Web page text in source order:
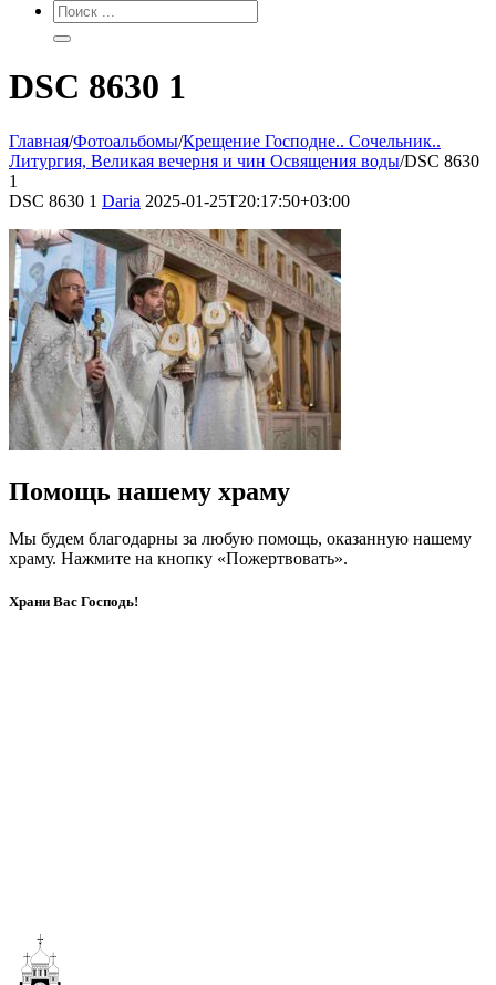
DSC 8630 1
Главная/Фотоальбомы/Крещение Господне.. Сочельник..
Литургия, Великая вечерня и чин Освящения воды/DSC 8630
1
DSC 8630 1 Daria 2025-01-25T20:17:50+03:00
Помощь нашему храму
Мы будем благодарны за любую помощь, оказанную нашему
храму. Нажмите на кнопку «Пожертвовать».
Храни Вас Господь!